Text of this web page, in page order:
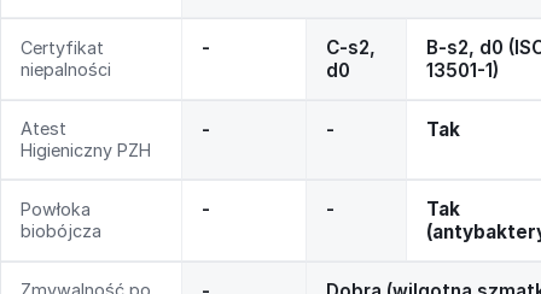
Certyfikat
niepalności
-
C-s2,
d0
B-s2, d0
13501-1)
Atest
Higieniczny PZH
- - Tak
Powłoka
biobójcza
- -
Tak